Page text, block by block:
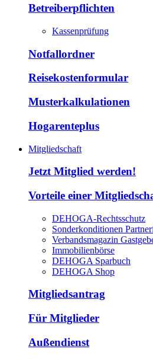
Betreiberpflichten
Kassenprüfung
Notfallordner
Reisekostenformular
Musterkalkulationen
Hogarenteplus
Mitgliedschaft
Jetzt Mitglied werden!
Vorteile einer
DEHOGA-Rechtsschutz
Sonderkonditionen
Verbandsmagazin
Immobilienbörse
DEHOGA Sparbuch
DEHOGA Shop
Mitgliedsantrag
Für Mitglieder
Außendienst